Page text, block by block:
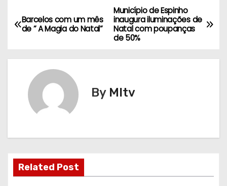
N
v
ã
Município de Espinho
inaugura iluminações de
Natal com poupanças
de 50%
Barcelos com um mês
de ” A Magia do Natal”
By MItv
Related Post